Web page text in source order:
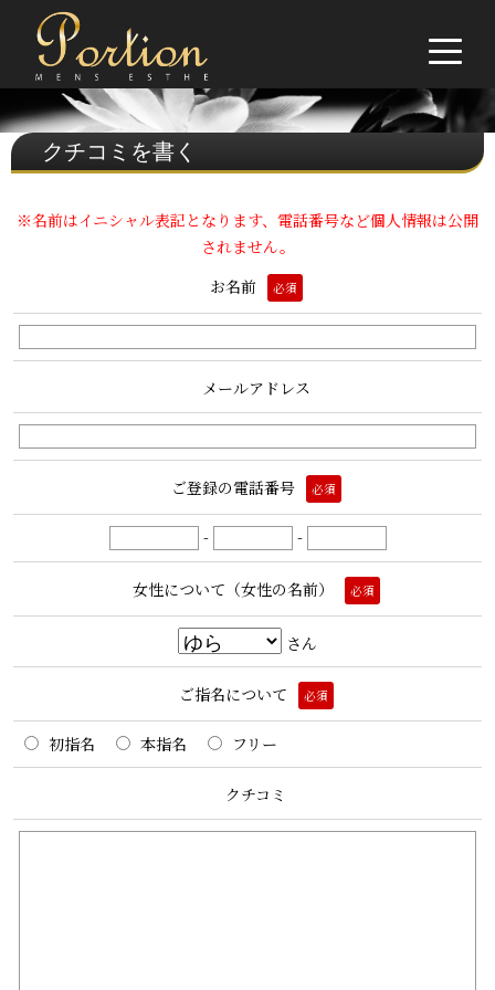
クチコミを書く
※名前はイニシャル表記となります、電話番号など個人情報は公開
されません。
お名前
必須
メールアドレス
ご登録の電話番号 必須
- -
女性について（女性の名前） 必須
さん
ご指名について 必須
初指名 本指名 フリー
クチコミ